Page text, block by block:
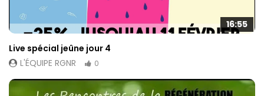
16:55
Live spécial jeûne jour 4
L'ÉQUIPE RGNR
0